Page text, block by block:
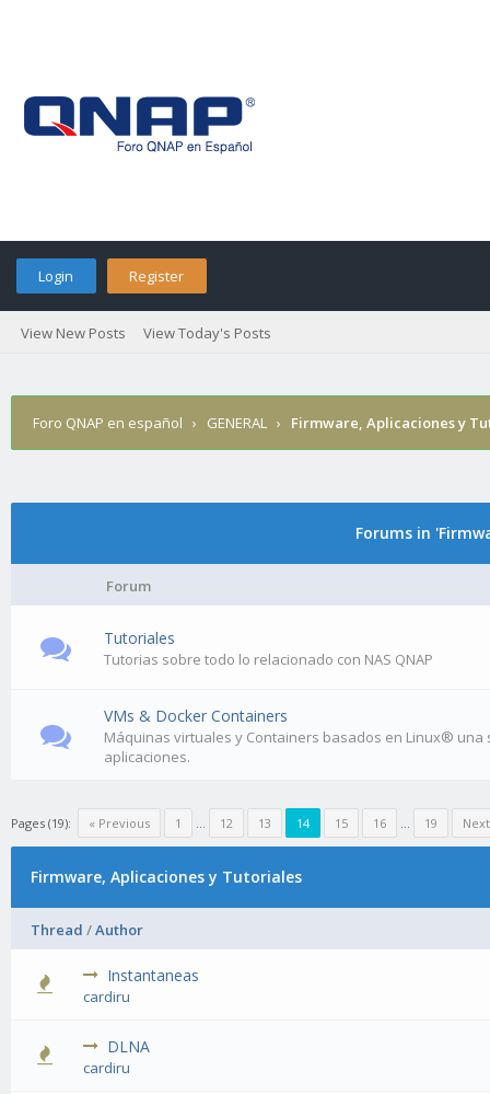
Login Register
View New Posts View Today's Posts
Foro QNAP en español › GENERAL › Firmware, Aplicaciones y
Forums in
Forum
Tutoriales
Tutorias sobre todo lo relacionado con NAS QNAP
VMs & Docker Containers
Máquinas virtuales y Containers basados en Linux®
aplicaciones.
Pages (19): « Previous 1 12 13 14 15 16 19
Firmware, Aplicaciones y Tutoriales
Thread /Author
Instantaneas
cardiru
DLNA
cardiru